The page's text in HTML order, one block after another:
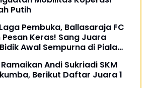
Putih
Pembuka, Ballasaraja FC
Pesan Keras! Sang Juara
Awal Sempurna di Piala
Andi Sukriadi SKM
Berikut Daftar Juara 1